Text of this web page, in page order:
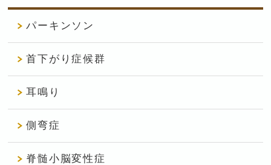
パーキンソン
首下がり症候群
耳鳴り
側弯症
脊髄小脳変性症